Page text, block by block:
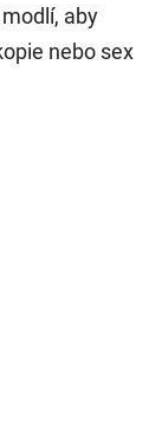
aby
nebo sex